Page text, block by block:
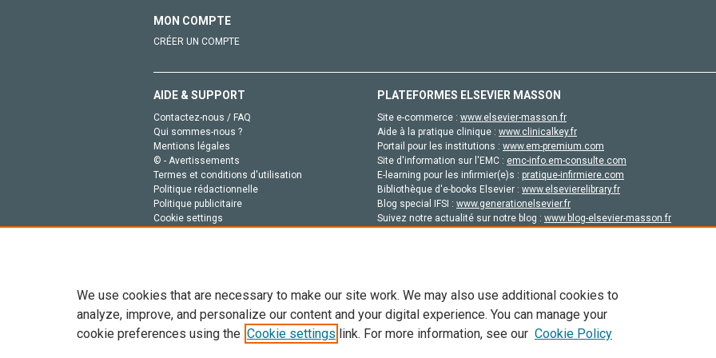
MON COMPTE
CRÉER UN COMPTE
AIDE & SUPPORT
Contactez-nous / FAQ
Qui sommes-nous ?
Mentions légales
© - Avertissements
Termes et conditions d'utilisation
Politique rédactionnelle
Politique publicitaire
Cookie settings
PLATEFORMES ELSEVIER MASSON
Site e-commerce : www.elsevier-masson.fr
Aide à la pratique clinique : www.clinicalkey.fr
Portail pour les institutions : www.em-premium.com
Site d'information sur l'EMC : emc-info.em-consulte.com
E-learning pour les infirmier(e)s : pratique-infirmiere.com
Bibliothèque d'e-books Elsevier : www.elsevierelibrary.fr
Blog special IFSI : www.generationelsevier.fr
Suivez notre actualité sur notre blog : www.blog-elsevier-masson.fr
Tout le contenu de ce site: Copyright © 2026 Elsevier, ses concédants de licence et ses contributeurs. Tout les droits sont réservés,
de données, a la formation en IA et aux technologies similaires. Pour tout contenu en libre accès, les conditions de licence
We use cookies that are necessary to make our site work. We may also use additional cookies to
analyze, improve, and personalize our content and your digital experience. You can manage your
cookie preferences using the Cookie settings link. For more information, see our Cookie Policy